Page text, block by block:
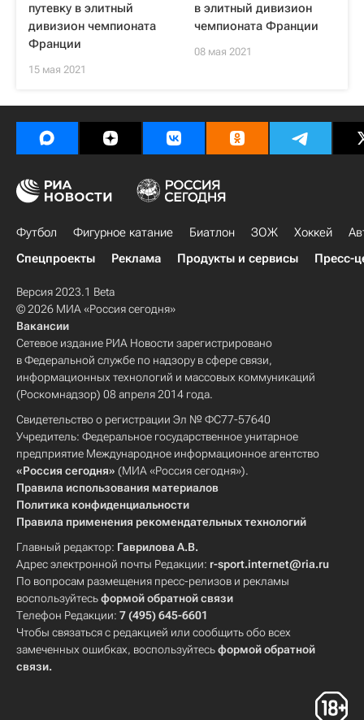
путевку в элитный
дивизион чемпионата
Франции
15 мая 2021
в элитный дивизион
чемпионата Франции
08 мая 2021
Футбол Фигурное катание Биатлон ЗОЖ Хоккей
Спецпроекты
Реклама Продукты и сервисы Пресс-
Версия 2023.1 Beta
© 2026 МИА «Россия сегодня»
Вакансии
Сетевое издание РИА Новости зарегистрировано
в Федеральной службе по надзору в сфере связи,
информационных технологий и массовых коммуникаций
(Роскомнадзор) 08 апреля 2014 года.
Свидетельство о регистрации Эл № ФС77-57640
Учредитель: Федеральное государственное унитарное
предприятие Международное информационное агентство
«Россия сегодня» (МИА «Россия сегодня»).
Правила использования материалов
Политика конфиденциальности
Правила применения рекомендательных технологий
Главный редактор: Гаврилова А.В.
Адрес электронной почты Редакции: r-sport.internet@ria.ru
По вопросам размещения пресс-релизов и рекламы
воспользуйтесьформой обратной связи
Телефон Редакции: 7 (495) 645-6601
Чтобы связаться с редакцией или сообщить обо всех
замеченных ошибках, воспользуйтесьформой обратной
связи.